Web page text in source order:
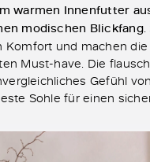
warmen Innenfutter
modischen Blickfang.
und machen die
Must-have. Die
Gefühl
Sohle für einen